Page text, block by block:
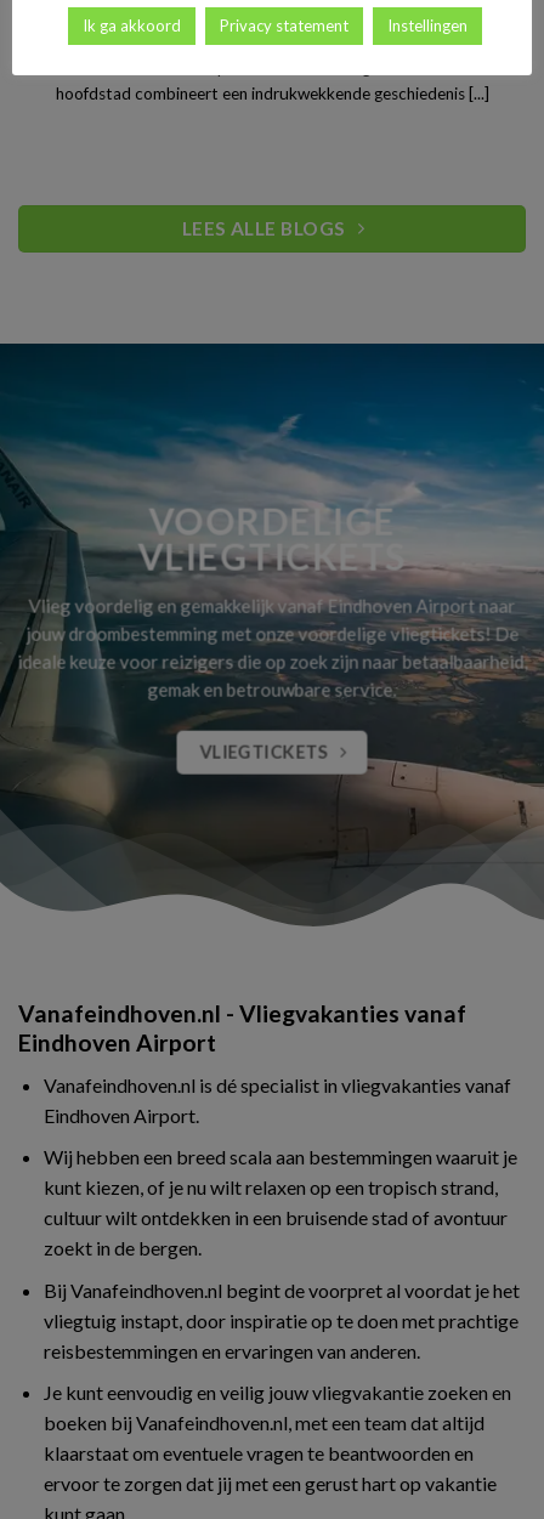
Stedentrip Warschau: ontdek de verrassende charme van
Polen’s bruisende hoofdstad
hoofdstad combineert een indrukwekkende geschiedenis [...]
LEES ALLE BLOGS
VOORDELIGE
VLIEGTICKETS
Vlieg voordelig en gemakkelijk vanaf Eindhoven Airport naar
jouw droombestemming met onze voordelige vliegtickets! De
ideale keuze voor reizigers die op zoek zijn naar betaalbaarheid,
gemak en betrouwbare service.
VLIEGTICKETS
Vanafeindhoven.nl - Vliegvakanties vanaf
Eindhoven Airport
Vanafeindhoven.nl is dé specialist in vliegvakanties vanaf
Eindhoven Airport.
Wij hebben een breed scala aan bestemmingen waaruit je
kunt kiezen, of je nu wilt relaxen op een tropisch strand,
cultuur wilt ontdekken in een bruisende stad of avontuur
zoekt in de bergen.
Bij Vanafeindhoven.nl begint de voorpret al voordat je het
vliegtuig instapt, door inspiratie op te doen met prachtige
reisbestemmingen en ervaringen van anderen.
Je kunt eenvoudig en veilig jouw vliegvakantie zoeken en
boeken bij Vanafeindhoven.nl, met een team dat altijd
klaarstaat om eventuele vragen te beantwoorden en
ervoor te zorgen dat jij met een gerust hart op vakantie
kunt gaan.
Ik ga akkoord Privacy statement Instellingen